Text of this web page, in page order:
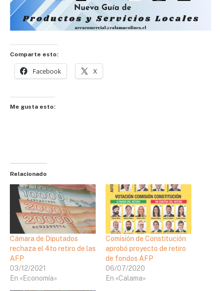
Comparte esto:
Facebook X
Me gusta esto:
Relacionado
Cámara de Diputados
rechaza el 4to retiro de las
AFP
03/12/2021
En «Economía»
Comisión de Constitución
aprobó proyecto de retiro
de fondos AFP
06/07/2020
En «Calama»